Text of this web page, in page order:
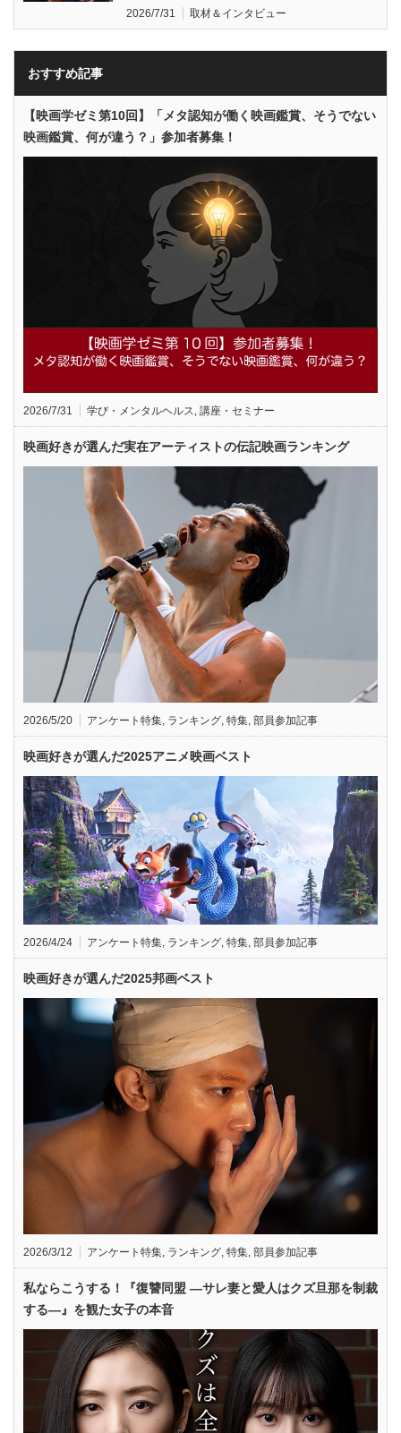
2026/7/31 取材＆インタビュー
おすすめ記事
【映画学ゼミ第10回】「メタ認知が働く映画鑑賞、そうでない
映画鑑賞、何が違う？」参加者募集！
2026/7/31 学び・メンタルヘルス, 講座・セミナー
映画好きが選んだ実在アーティストの伝記映画ランキング
2026/5/20 アンケート特集, ランキング, 特集, 部員参加記事
映画好きが選んだ2025アニメ映画ベスト
2026/4/24 アンケート特集, ランキング, 特集, 部員参加記事
映画好きが選んだ2025邦画ベスト
2026/3/12 アンケート特集, ランキング, 特集, 部員参加記事
私ならこうする！『復讐同盟 —サレ妻と愛人はクズ旦那を制裁
する—』を観た女子の本音